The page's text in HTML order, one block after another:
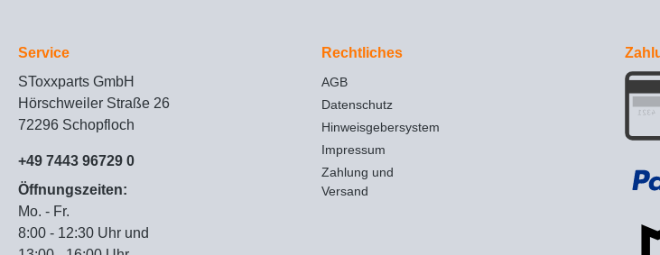
Service
SToxxparts GmbH
Hörschweiler Straße 26
72296 Schopfloch
+49 7443 96729 0
Öffnungszeiten:
Mo. - Fr.
8:00 - 12:30 Uhr und
Rechtliches
AGB
Datenschutz
Hinweisgebersystem
Impressum
Zahlung und
Versand